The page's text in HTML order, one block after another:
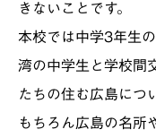
きないことです。
本校では中学3年生
湾の中学生と学校間
たちの住む広島につ
もちろん広島の名所